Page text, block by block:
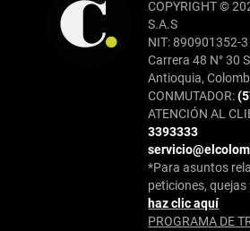
COPYRIGHT ©
S.A.S
NIT: 890901352-3
Carrera 48 N° 30
Antioquia,
CONMUTADOR:
ATENCIÓN AL
3393333
*Para asuntos
peticiones, quejas
haz clic aquí
PROGRAMA DE